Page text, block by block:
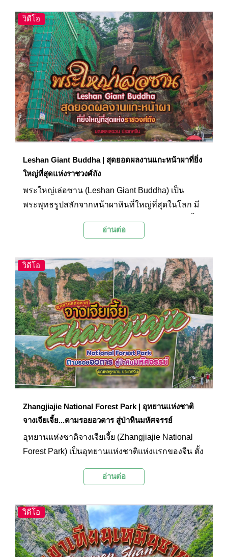
ยาวริมท่าเรือ
วิดีโอ
Leshan Giant Buddha | สุดยอดผลงานแกะหน้าผาที่ยิ่ง
ใหญ่ที่สุดแห่งราชวงศ์ถัง
พระใหญ่เล่อซาน (Leshan Giant Buddha) เป็น
พระพุทธรูปสลักจากหน้าผาหินที่ใหญ่ที่สุดในโลก มี
ถือเป็นผลงานการแกะหน้าผาที่ยิ่งใหญ่ที่สุดของ
ทะเบียนให้พระพุทธรูปเป็นมรดกโลกร่วมกับภูเขาเอ๋
อเหมยเมื่อปี ค.ศ. 1996
อ่านต่อ
วิดีโอ
Zhangjiajie National Forest Park | อุทยานแห่งชาติ
จางเจียเจี้ย...ตามรอยอวตาร สู่ป่าหินมหัศจรรย์
อุทยานแห่งชาติจางเจียเจี้ย (Zhangjiajie National
Forest Park) เป็นอุทยานแห่งชาติแห่งแรกของจีน ตั้ง
สวรรค์บนดินแห่งนี้เผยให้เห็นถึงความมหัศจรรย์ของ
หินทรายที่สูงตระหง่านกับป่าไม้เขียวชอุ่ม จางเจียเจี้ย
จึงกลายเป็นแรงบันดาลใจให้กับภาพยนตร์เรื่อง
Avatar จนได้รับการขนานนามว่า "แพนโดร่าแห่ง
โลกมนุษย์"
อ่านต่อ
วิดีโอ